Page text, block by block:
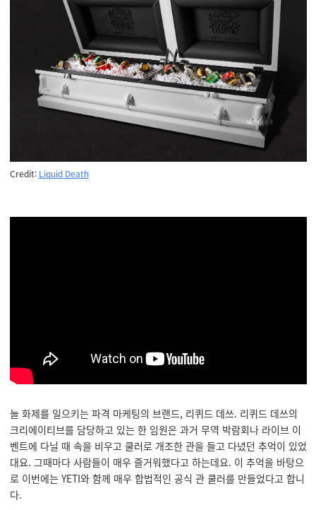
Credit: Liquid Death
늘 화제를 일으키는 파격 마케팅의 브랜드, 리퀴드 데쓰. 리퀴드 데쓰의
크리에이티브를 담당하고 있는 한 임원은 과거 무역 박람회나 라이브 이
벤트에 다닐 때 속을 비우고 쿨러로 개조한 관을 들고 다녔던 추억이 있었
대요. 그때마다 사람들이 매우 즐거워했다고 하는데요. 이 추억을 바탕으
로 이번에는 YETI와 함께 매우 합법적인 공식 관 쿨러를 만들었다고 합니
다.